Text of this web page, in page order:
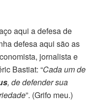
aqui a defesa de
defesa aqui são as
jornalista e
Bastiat: “Cada um de
, de defender sua
”. (Grifo meu.)